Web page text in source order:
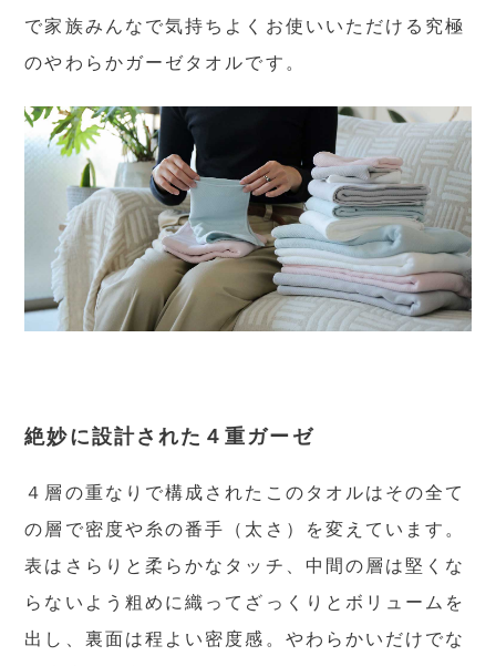
で家族みんなで気持ちよくお使いいただける究極
のやわらかガーゼタオルです。
絶妙に設計された４重ガーゼ
４層の重なりで構成されたこのタオルはその全て
の層で密度や糸の番手（太さ）を変えています。
表はさらりと柔らかなタッチ、中間の層は堅くな
らないよう粗めに織ってざっくりとボリュームを
出し、裏面は程よい密度感。やわらかいだけでな